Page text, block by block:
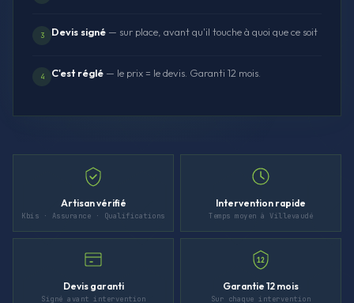
3 Devis signé — sur place, avant qu'il touche à quoi que ce soit
4 C'est réglé — le prix = le devis. Garanti 12 mois.
Artisan vérifié
Kbis · Assurance · Qualifications
Intervention rapide
Temps moyen à Villevaudé
Devis garanti
Signé avant intervention
12
Garantie 12 mois
Sur chaque intervention